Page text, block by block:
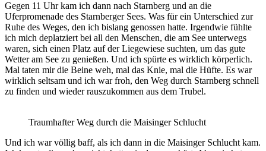
Gegen 11 Uhr kam ich dann nach Starnberg und an die
Uferpromenade des Starnberger Sees. Was für ein Unterschied zur
Ruhe des Weges, den ich bislang genossen hatte. Irgendwie fühlte
ich mich deplatziert bei all den Menschen, die am See unterwegs
waren, sich einen Platz auf der Liegewiese suchten, um das gute
Wetter am See zu genießen. Und ich spürte es wirklich körperlich.
Mal taten mir die Beine weh, mal das Knie, mal die Hüfte. Es war
wirklich seltsam und ich war froh, den Weg durch Starnberg schnell
zu finden und wieder rauszukommen aus dem Trubel.
Traumhafter Weg durch die Maisinger Schlucht
Und ich war völlig baff, als ich dann in die Maisinger Schlucht kam.